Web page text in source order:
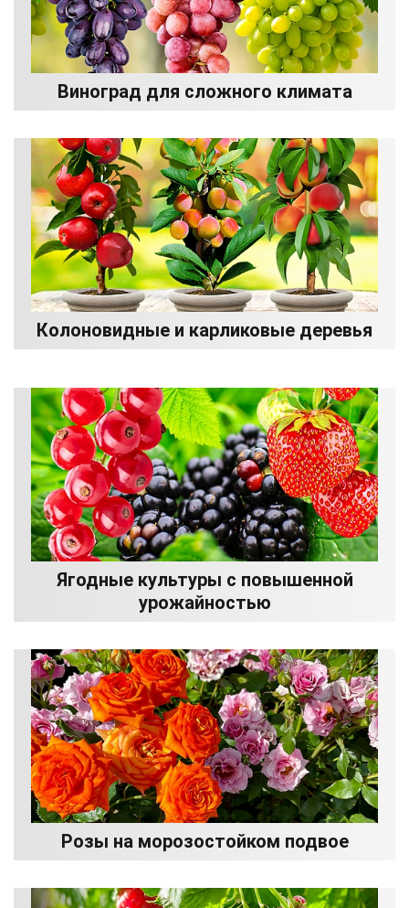
Виноград для сложного климата
Колоновидные и карликовые деревья
Ягодные культуры с повышенной
урожайностью
Розы на морозостойком подвое